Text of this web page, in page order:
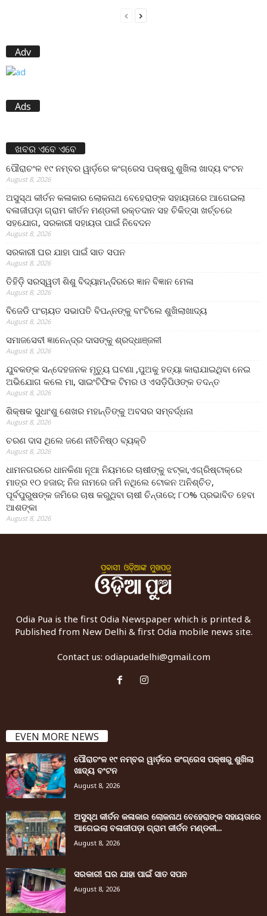
Adv
Ads
ଖବର ଏବେ ଏବେ
ପୌରାଚଂଳ ୧୯ ନମ୍ବର ୱାର୍ଡ଼ରେ କଂଗ୍ରେସ ପକ୍ଷରୁ ଶୁଖିଲା ଖାଦ୍ୟ ବଂଟନ
August 8, 2026
ଅସୁସ୍ଥ କୀର୍ତନ କଳାକାର ଲୋକନାଥ ବେହେରାଙ୍କ ସହାୟତାରେ ଆଗେଇଲା
ବଳାଜୀପଡ଼ା ଗ୍ରାମ କୀର୍ତନ ମଣ୍ଡଳୀ ରକ୍ତଦାନ ସହ ଚିକିତ୍ସା ଖର୍ଚ୍ଚରେ
ସହଯୋଗ, ସରକାରୀ ସହାୟତା ପାଇଁ ନିବେଦନ
August 8, 2026
ସରକାରୀ ଘର ଯାହା ପାଇଁ ସାତ ସପନ
August 8, 2026
ତିହିଡି଼ ସରସ୍ୱତୀ ଶିଶୁ ବିଦ୍ୟାମନ୍ଦିରରେ ଜ୍ଞାନ ବିଜ୍ଞାନ ମେଳା
August 8, 2026
ବିଜେଡି ପଂଚାୟତ ସଭାପତି ବିପନ୍ନଙ୍କୁ ବାଂଟିଲେ ଶୁଖିଲାଖାଦ୍ୟ
August 8, 2026
ସମାଜସେବୀ ଜ୍ଞାନେନ୍ଦ୍ର ଦାସଙ୍କୁ ଶ୍ରଦ୍ଧାଞ୍ଜଳୀ
August 8, 2026
ଯୁବକଙ୍କ ସନ୍ଦେହଜନକ ମୃତ୍ୟୁ ଘଟଣା ,ପୁଅକୁ ହତ୍ୟା କାରାଯାଇଥିବା ନେଇ
ଅଭିଯୋଗ କଲେ ମା, ସାଇଂଟିଫିକ ଟିମର ଓ ଏସଡ଼ିପିଓଙ୍କ ତଦନ୍ତ
August 8, 2026
ଶିକ୍ଷକ ସୁଧାଂଶୁ ଶେଖର ମହାନ୍ତିଙ୍କୁ ଅବସର ସମ୍ବର୍ଦ୍ଧନା
August 8, 2026
ଚରଣ ଦାସ ଥିଲେ ଜଣେ ନୀତିନିଷ୍ଠ ବ୍ୟକ୍ତି
August 8, 2026
ଧାମନଗରରେ ଧାନକିଣା ନୂଆ ନିୟମରେ ଚାଷୀଙ୍କୁ ଝଟ୍‌କା,ଏଗ୍ରିଷ୍ଟାକ୍‌ରେ
ମାତ୍ର ୧୦ ହଜାର; ନିଜ ନାମରେ ଜମି ନଥିଲେ ଟୋକନ ଅନିଶ୍ଚିତ,
ପୂର୍ବପୁରୁଷଙ୍କ ଜମିରେ ଚାଷ କରୁଥିବା ଚାଷୀ ଚିନ୍ତାରେ; ୮୦% ପ୍ରଭାବିତ ହେବା
ଆଶଙ୍କା
August 8, 2026
Odia Pua is the first Odia Newspaper which is printed &
Published from New Delhi & first Odia mobile news site.
Contact us: odiapuadelhi@gmail.com
EVEN MORE NEWS
ପୌରାଚଂଳ ୧୯ ନମ୍ବର ୱାର୍ଡ଼ରେ କଂଗ୍ରେସ ପକ୍ଷରୁ ଶୁଖିଲା
ଖାଦ୍ୟ ବଂଟନ
August 8, 2026
ଅସୁସ୍ଥ କୀର୍ତନ କଳାକାର ଲୋକନାଥ ବେହେରାଙ୍କ ସହାୟତାରେ
ଆଗେଇଲା ବଳାଜୀପଡ଼ା ଗ୍ରାମ କୀର୍ତନ ମଣ୍ଡଳୀ...
August 8, 2026
ସରକାରୀ ଘର ଯାହା ପାଇଁ ସାତ ସପନ
August 8, 2026